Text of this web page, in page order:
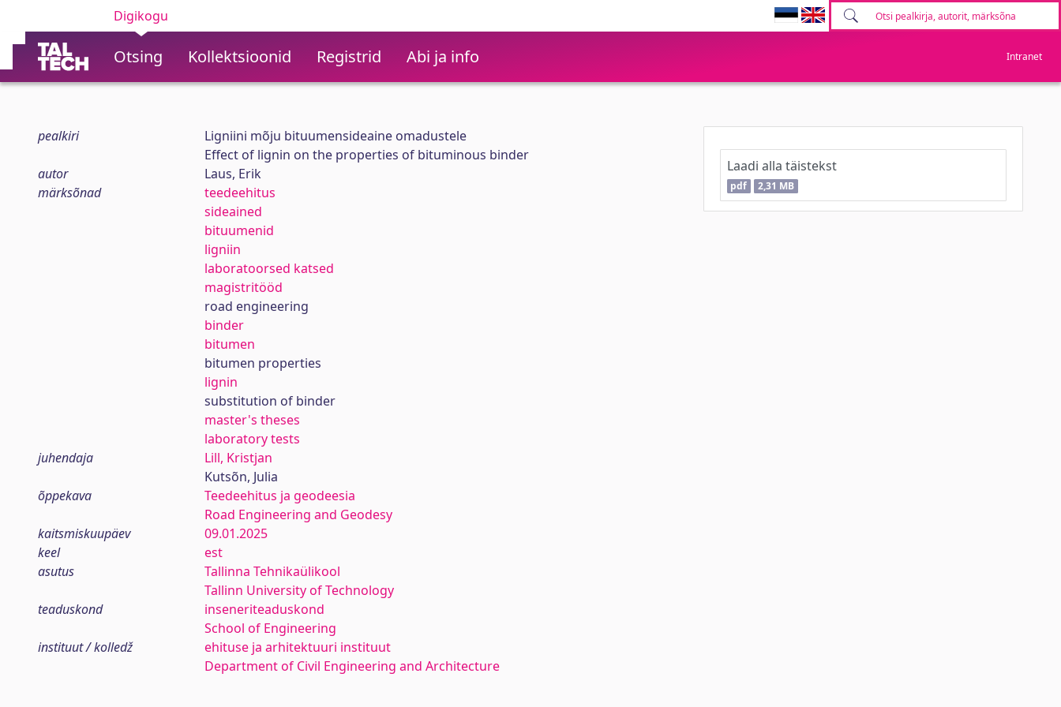
Digikogu
Otsing Kollektsioonid Registrid Abi ja info Intranet
pealkiri
Ligniini mõju bituumensideaine omadustele
Effect of lignin on the properties of bituminous binder
autor
Laus, Erik
märksõnad
teedeehitus
sideained
bituumenid
ligniin
laboratoorsed katsed
magistritööd
road engineering
binder
bitumen
bitumen properties
lignin
substitution of binder
master's theses
laboratory tests
juhendaja
Lill, Kristjan
Kutsõn, Julia
õppekava
Teedeehitus ja geodeesia
Road Engineering and Geodesy
kaitsmiskuupäev
09.01.2025
keel
est
asutus
Tallinna Tehnikaülikool
Tallinn University of Technology
teaduskond
inseneriteaduskond
School of Engineering
instituut / kolledž
ehituse ja arhitektuuri instituut
Department of Civil Engineering and Architecture
Laadi alla täistekst
pdf 2,31 MB